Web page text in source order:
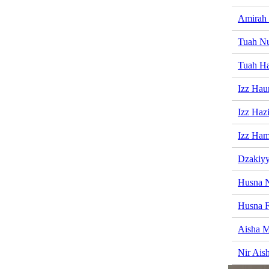
Amirah
Tuah
Tuah
Izz
Izz
Izz
Husna
Husna
Aisha
Nir